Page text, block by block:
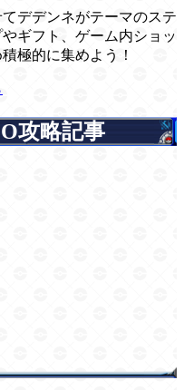
デデンネがテーマのステ
ギフト、ゲーム内ショッ
極的に集めよう！
攻略記事